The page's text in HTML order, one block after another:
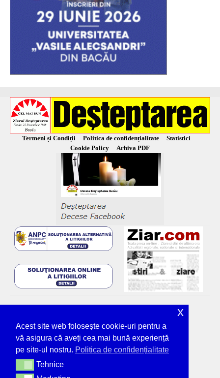
Termeni și Condiții Politica de confidențialitate
Statistici
Cookie Policy
Arhiva PDF
Acest site web folosește cookie-uri pentru a
vă asigura că aveți cea mai bună experiență
pe site-ul nostru. Politica de confidențialitate
TehniceTehnice
x